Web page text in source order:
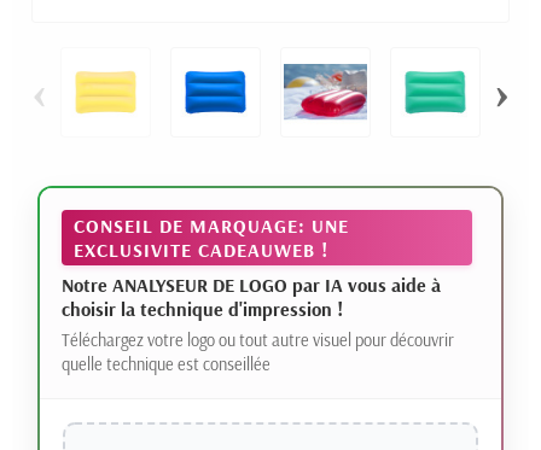
‹ ›
CONSEIL DE MARQUAGE: UNE
EXCLUSIVITE CADEAUWEB !
Notre ANALYSEUR DE LOGO par IA vous aide à
choisir la technique d'impression !
Téléchargez votre logo ou tout autre visuel pour découvrir
quelle technique est conseillée